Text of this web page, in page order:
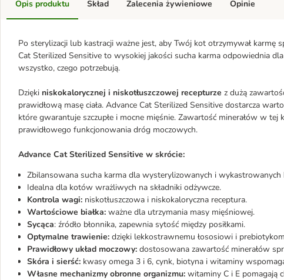
Opis produktu
Po sterylizacji lub kastracji ważne jest, aby Twój kot otrzymywał
Cat Sterilized Sensitive to wysokiej jakości sucha karma odpowiednia
wszystko, czego potrzebują.
Dzięki niskokalorycznej i niskotłuszczowej recepturze z dużą
prawidłową masę ciała. Advance Cat Sterilized Sensitive dostarcza
które gwarantuje szczupłe i mocne mięśnie. Zawartość minerałów w tej
prawidłowego funkcjonowania dróg moczowych.
Advance Cat Sterilized Sensitive w skrócie:
Zbilansowana sucha karma dla wysterylizowanych i
Idealna dla kotów wrażliwych na składniki odżywcze.
Kontrola wagi: niskotłuszczowa i niskokaloryczna receptura.
Wartościowe białka: ważne dla utrzymania masy mięśniowej.
Sycąca: źródło błonnika, zapewnia sytość między posiłkami.
Optymalne trawienie: dzięki lekkostrawnemu łososiowi i
Prawidłowy układ moczowy: dostosowana zawartość minerałów
Skóra i sierść: kwasy omega 3 i 6, cynk, biotyna i witaminy
Własne mechanizmy obronne organizmu: witaminy C i E pomagają
Skład Zalecenia żywieniowe Opinie